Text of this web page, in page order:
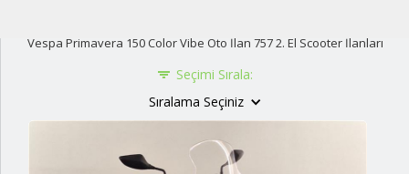
Vespa Primavera 150 Color Vibe Oto İlan 757 2. El Scooter İlanları
Seçimi Sırala:
Sıralama Seçiniz